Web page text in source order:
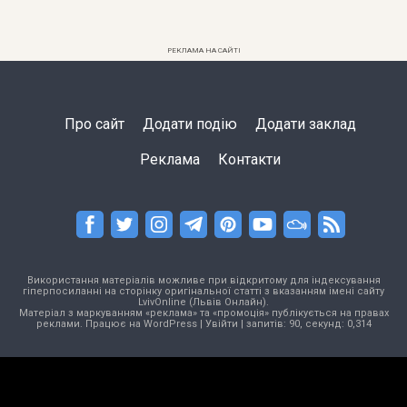
РЕКЛАМА НА САЙТІ
Про сайт Додати подію Додати заклад
Реклама Контакти
Використання матеріалів можливе при відкритому для індексування
гіперпосиланні на сторінку оригінальної статті з вказанням імені сайту
LvivOnline (Львів Онлайн).
Матеріал з маркуванням «реклама» та «промоція» публікується на правах
реклами. Працює на WordPress| Увійти | запитів: 90, секунд: 0,314